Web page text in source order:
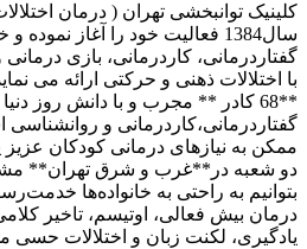
کلینیک توانبخشی تهران ( درمان
سال1384 فعالیت خود را آغاز
گفتاردرمانی، کاردرمانی، بازی
با اختلالات ذهنی و حرکتی ارائه می
**68 کادر ** مجرب و با دانش روز
گفتاردرمانی،کاردرمانی و
ممکن به نیازهای درمانی کودکان
دو شعبه در**غرب و شرق تهران**
بتوانیم به راحتی به خانواده‌ها
درمان بیش فعالی، اوتیسم، تاخیر
یادگیری، لکنت زبان و اختلالات حسی